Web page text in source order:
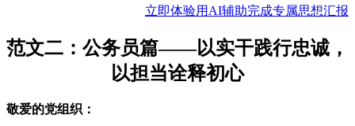
立即体验用AI辅助完成专属思想汇报
范文二：公务员篇——以实干践行忠诚，
以担当诠释初心
敬爱的党组织：